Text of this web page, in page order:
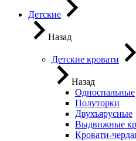
Детские
Назад
Детские кровати
Назад
Односпальные
Полуторки
Двухъярусные
Выдвижные
Кровати-